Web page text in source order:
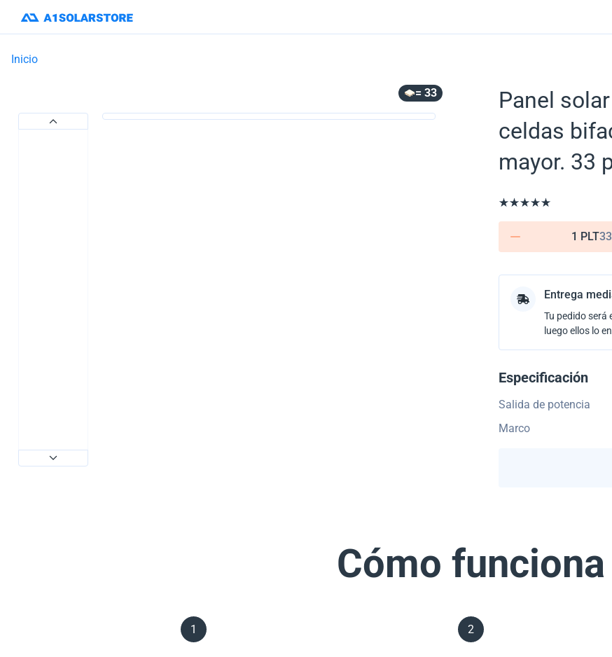
Inicio
= 33
Panel
celdas
mayor. 33
1 PLT
Entrega
Tu pedido será
luego ellos lo
Especificación
Salida de potencia
Marco
Cómo funciona
1 2